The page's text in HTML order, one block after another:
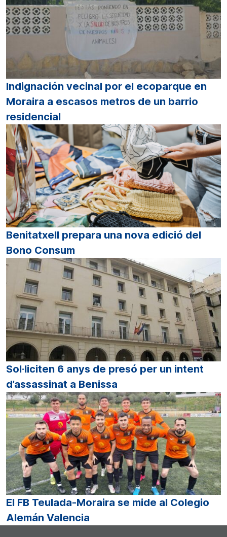
Indignación vecinal por el ecoparque en
Moraira a escasos metros de un barrio
residencial
Benitatxell prepara una nova edició del
Bono Consum
Sol·liciten 6 anys de presó per un intent
d’assassinat a Benissa
El FB Teulada-Moraira se mide al Colegio
Alemán Valencia